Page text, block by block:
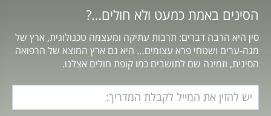
הסינים באמת כמעט ולא חולים…?
סין היא הרבה דברים: תרבות עתיקה ומעצמה טכנולוגית, ארץ של
מגה-ערים ושטחי פרא עצומים… היא גם ארץ המוצא של הרפואה
הסינית, וזמינה שם לתושבים כמו קופת חולים אצלנו.